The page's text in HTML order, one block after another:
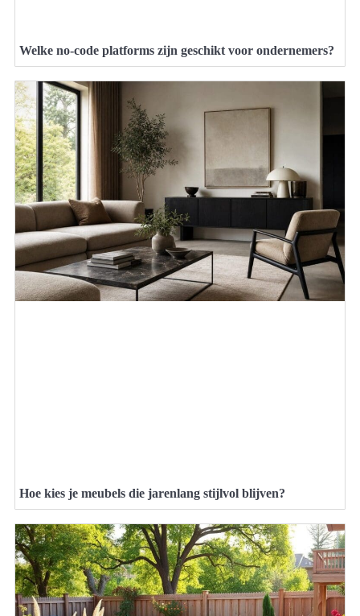
Welke no-code platforms zijn geschikt voor ondernemers?
Hoe kies je meubels die jarenlang stijlvol blijven?